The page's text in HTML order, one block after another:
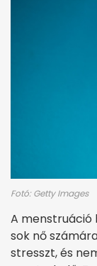
Fotó: Getty Images
A
sok nő
stresszt, és